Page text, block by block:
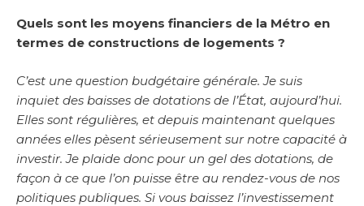
Quels sont les moyens financiers de la Métro en
termes de constructions de logements ?
C’est une question budgétaire générale. Je suis
inquiet des baisses de dotations de l’État, aujourd’hui.
Elles sont régulières, et depuis maintenant quelques
années elles pèsent sérieusement sur notre capacité à
investir. Je plaide donc pour un gel des dotations, de
façon à ce que l’on puisse être au rendez-vous de nos
politiques publiques. Si vous baissez l’investissement